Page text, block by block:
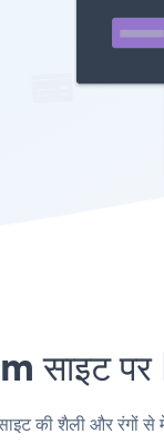
पर
की शैली और रंगों